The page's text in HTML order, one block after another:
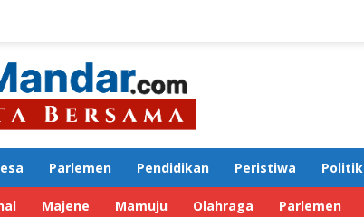
Parlemen Pendidikan Peristiwa Politik
Majene Mamuju Olahraga Parlemen